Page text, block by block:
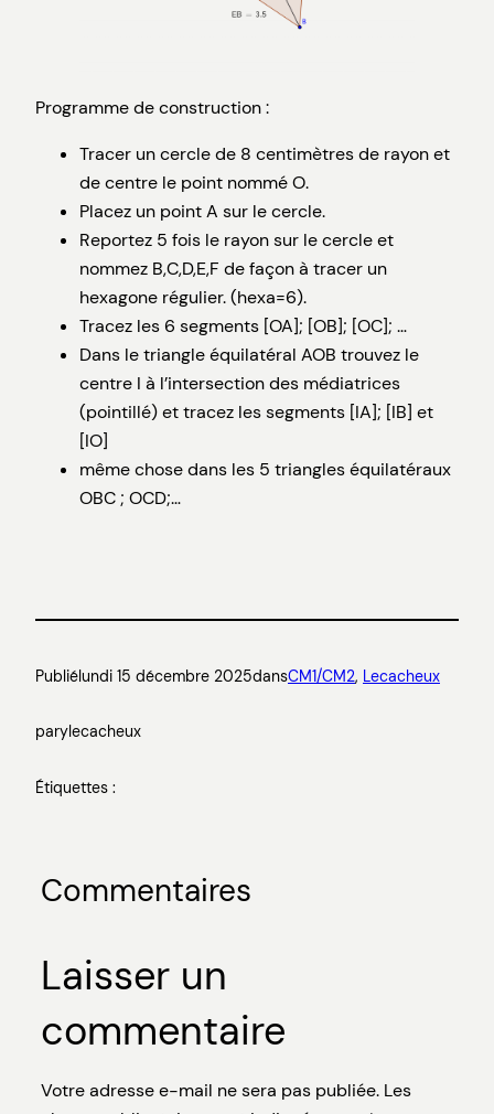
Programme de construction :
Tracer un cercle de 8 centimètres de rayon et
de centre le point nommé O.
Placez un point A sur le cercle.
Reportez 5 fois le rayon sur le cercle et
nommez B,C,D,E,F de façon à tracer un
hexagone régulier. (hexa=6).
Tracez les 6 segments [OA]; [OB]; [OC]; …
Dans le triangle équilatéral AOB trouvez le
centre I à l’intersection des médiatrices
(pointillé) et tracez les segments [IA]; [IB] et
[IO]
même chose dans les 5 triangles équilatéraux
OBC ; OCD;…
Publiélundi 15 décembre 2025dansCM1/CM2, Lecacheux
parylecacheux
Étiquettes :
Commentaires
Laisser un
commentaire
Votre adresse e-mail ne sera pas publiée. Les